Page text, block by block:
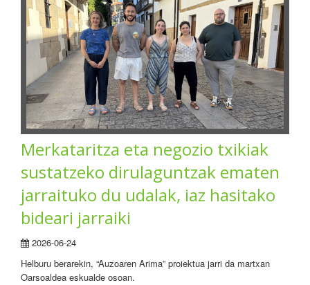
Merkataritza eta negozio txikiak
sustatzeko dirulaguntzak ematen
jarraituko du udalak, iaz hasitako
bideari jarraiki
2026-06-24
Helburu berarekin, “Auzoaren Arima” proiektua jarri da martxan
Oarsoaldea eskualde osoan.